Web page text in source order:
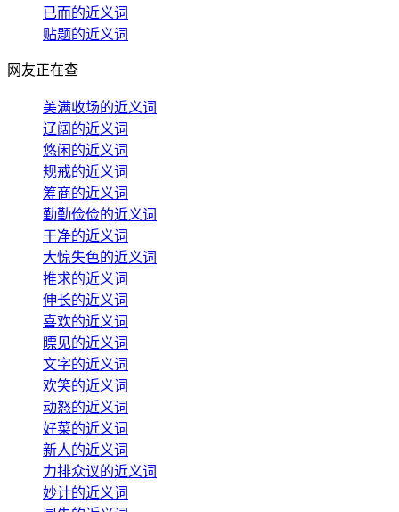
已而的近义词
贴题的近义词
网友正在查
美满收场的近义词
辽阔的近义词
悠闲的近义词
规戒的近义词
筹商的近义词
勤勤俭俭的近义词
干净的近义词
大惊失色的近义词
推求的近义词
伸长的近义词
喜欢的近义词
瞟见的近义词
文字的近义词
欢笑的近义词
动怒的近义词
好菜的近义词
新人的近义词
力排众议的近义词
妙计的近义词